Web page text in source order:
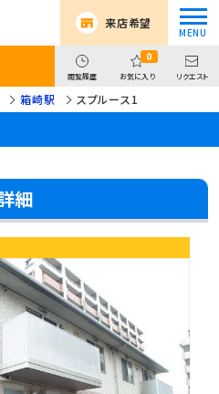
来店希望
閲覧履歴
0
お気に入り リクエスト
箱崎駅 スプルース1
細